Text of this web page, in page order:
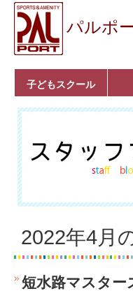
パルポ
子どもスクール
ベビーコース
幼児コース
小学生コース
育成コース
選手コース
キッズパーク(体操教
室)
クラシックバレエ
ボルダリング
■入会案内 いき
トラ
フィ
■入
2022年4月
短水路マスタ